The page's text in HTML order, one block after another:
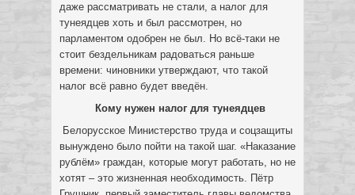
даже рассматривать не стали, а налог для
тунеядцев хоть и был рассмотрен, но
парламентом одобрен не был. Но всё-таки не
стоит бездельникам радоваться раньше
времени: чиновники утверждают, что такой
налог всё равно будет введён.
Кому нужен налог для тунеядцев
Белорусское Министерство труда и соцзащиты
вынуждено было пойти на такой шаг. «Наказание
рублём» граждан, которые могут работать, но не
хотят – это жизненная необходимость. Пётр